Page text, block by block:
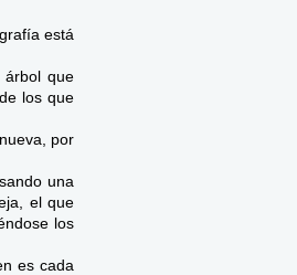
está
que
los que
por
una
el que
los
es cada